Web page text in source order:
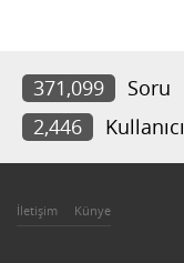
371,099 Soru
2,446
Kullanıcı
İletişim Künye